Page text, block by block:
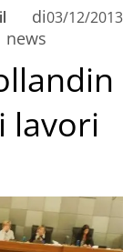
di
news
il 03/12/2013
lavori